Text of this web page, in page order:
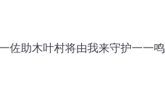
佐助木叶村将由我来守护一一鸣